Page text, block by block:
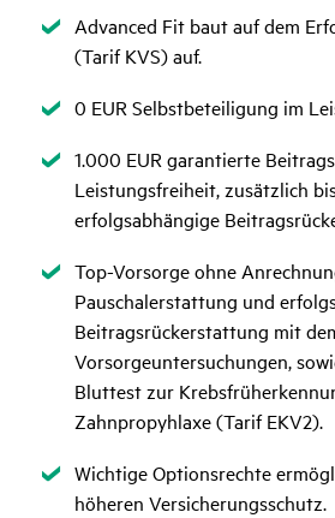
Zutreffend
Advanced Fit baut auf dem
(Tarif KVS) auf.
Zutreffend
0 EUR Selbstbeteiligung im
Zutreffend
1.000 EUR garantierte
Leistungsfreiheit, zusätzlich
erfolgsabhängige
Zutreffend
Top-Vorsorge ohne
Pauschalerstattung und
Beitragsrückerstattung mit
Vorsorgeuntersuchungen,
Blut­test zur
Zahnpropyhlaxe (Tarif EKV2).
Zutreffend
Wichtige Optionsrechte
höheren Versicherungsschutz.